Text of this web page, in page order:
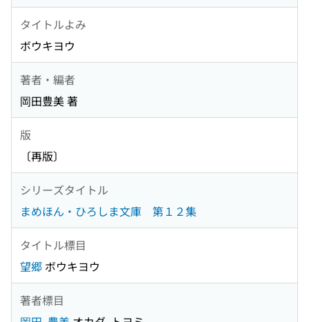
タイトルよみ
ボウキヨウ
著者・編者
岡田豊美 著
版
〔再版〕
シリーズタイトル
まめほん・ひろしま文庫 第１２集
タイトル標目
望郷 ボウキヨウ
著者標目